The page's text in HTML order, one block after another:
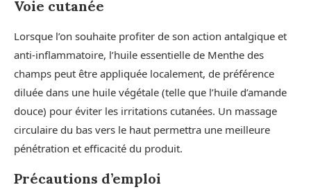
Voie cutanée
Lorsque l’on souhaite profiter de son action antalgique et
anti-inflammatoire, l’huile essentielle de Menthe des
champs peut être appliquée localement, de préférence
diluée dans une huile végétale (telle que l’huile d’amande
douce) pour éviter les irritations cutanées. Un massage
circulaire du bas vers le haut permettra une meilleure
pénétration et efficacité du produit.
Précautions d’emploi